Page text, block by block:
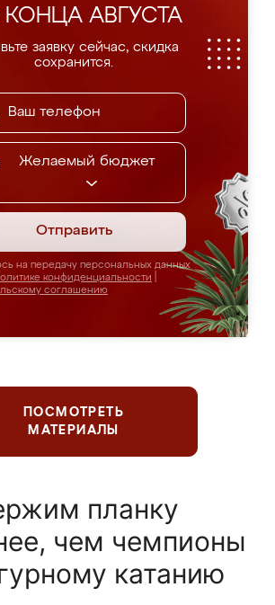
АВГУСТА
заявку сейчас, скидка
сохранится.
Желаемый бюджет
Отправить
на передачу персональных данных
конфиденциальности
соглашению
ПОСМОТРЕТЬ
МАТЕРИАЛЫ
планку
чем чемпионы
катанию